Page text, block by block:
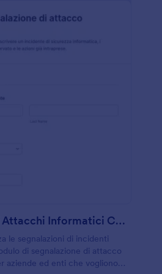
Rapporto Sugli Attacchi Informatici CrowdStrike Form
le segnalazioni di incidenti
di segnalazione di attacco
aziende ed enti che vogliono